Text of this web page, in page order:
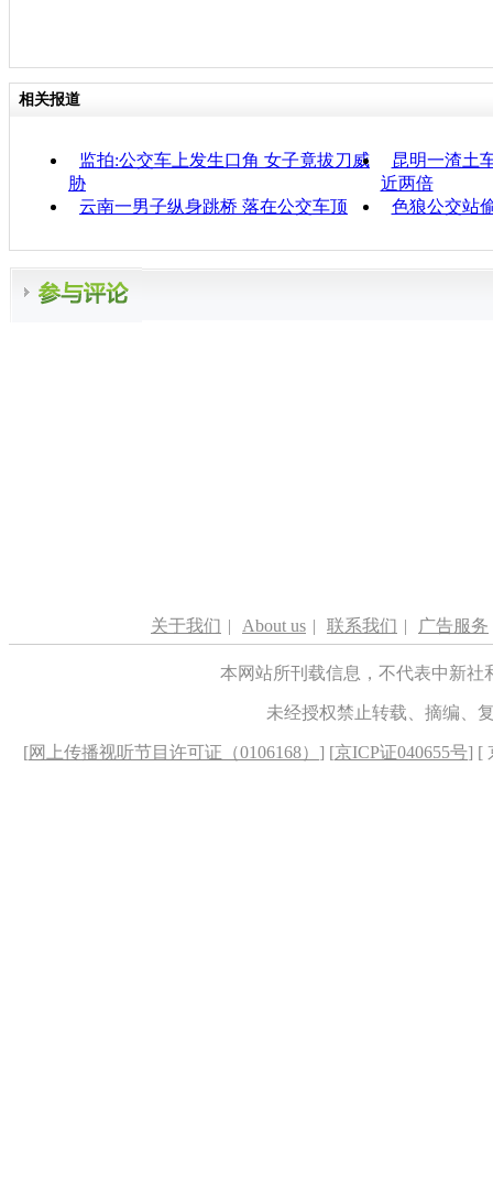
相关报道
监拍:公交车上发生口角 女子竟拔刀威
胁
昆明一渣土
近两倍
云南一男子纵身跳桥 落在公交车顶
色狼公交站
关于我们 | About us | 联系我们 | 广告服务
本网站所刊载信息，不代表中新
未经授权禁止转载、摘编、
[网上传播视听节目许可证（0106168） ] [京ICP证040655号] [